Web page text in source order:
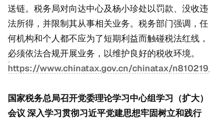
送链。税务局对向达中心及杨小珍处以罚款、没收违
法所得，并限制其从事相关业务。税务部门强调，任
何机构和个人都不应为了短期利益而触碰税法红线，
必须依法合规开展业务，以维护良好的税收环境。
https://www.chinatax.gov.cn/chinatax/
国家税务总局召开党委理论学习中心组学习（扩大）
会议 深入学习贯彻习近平党建思想牢固树立和践行